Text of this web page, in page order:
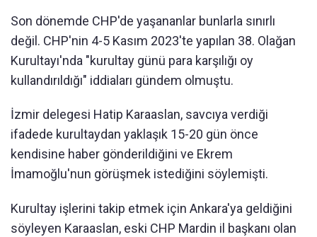
Son dönemde CHP'de yaşananlar bunlarla sınırlı
değil. CHP'nin 4-5 Kasım 2023'te yapılan 38. Olağan
Kurultayı'nda "kurultay günü para karşılığı oy
kullandırıldığı" iddiaları gündem olmuştu.
İzmir delegesi Hatip Karaaslan, savcıya verdiği
ifadede kurultaydan yaklaşık 15-20 gün önce
kendisine haber gönderildiğini ve Ekrem
İmamoğlu'nun görüşmek istediğini söylemişti.
Kurultay işlerini takip etmek için Ankara'ya geldiğini
söyleyen Karaaslan, eski CHP Mardin il başkanı olan